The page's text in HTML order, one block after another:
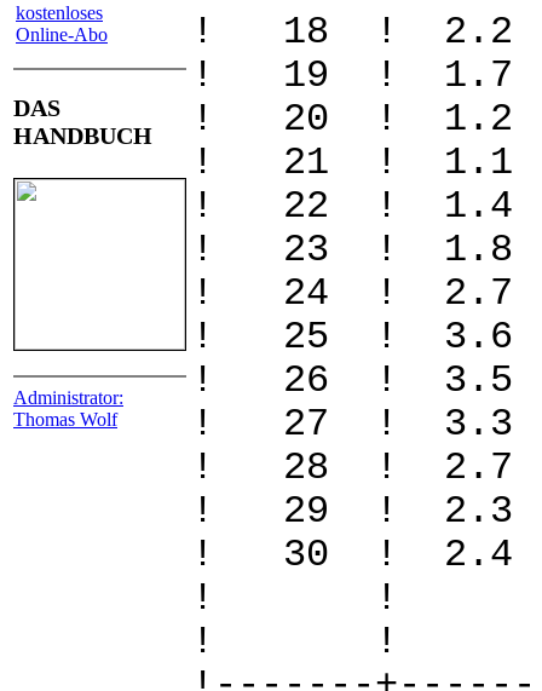
kostenloses
Online-Abo
DAS
HANDBUCH
Administrator:
Thomas Wolf
! 18 ! 2.2
! 19 ! 1.7
! 20 ! 1.2
! 21 ! 1.1
! 22 ! 1.4
! 23 ! 1.8
! 24 ! 2.7
! 25 ! 3.6
! 26 ! 3.5
! 27 ! 3.3
! 28 ! 2.7
! 29 !
! 30 ! 2.4
!
!